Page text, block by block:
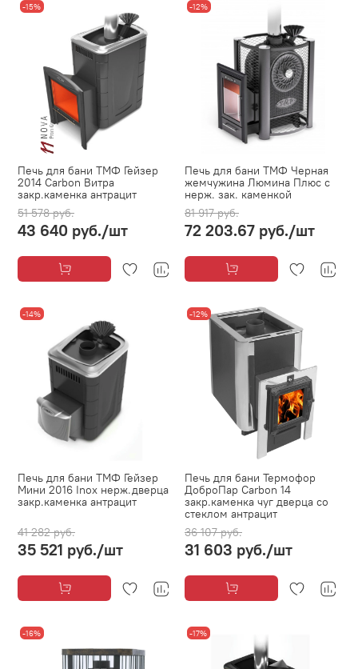
-15%
Печь для бани ТМФ Гейзер
2014 Carbon Витра
закр.каменка антрацит
51 578 руб.
43 640 руб./шт
-12%
Печь для бани ТМФ Черная
жемчужина Люмина Плюс с
нерж. зак. каменкой
81 917 руб.
72 203.67 руб./шт
-14%
Печь для бани ТМФ Гейзер
Мини 2016 Inox нерж.дверца
закр.каменка антрацит
41 282 руб.
35 521 руб./шт
-12%
Печь для бани Термофор
ДоброПар Carbon 14
закр.каменка чуг дверца со
стеклом антрацит
36 107 руб.
31 603 руб./шт
-16% -17%